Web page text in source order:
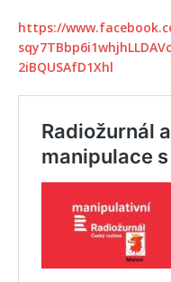
https://
2iBQUSAfD1Xhl